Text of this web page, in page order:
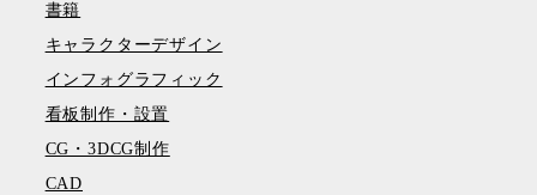
書籍
キャラクターデザイン
インフォグラフィック
看板制作・設置
CG・3DCG制作
CAD